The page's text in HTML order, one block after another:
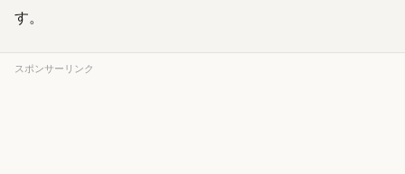
す。
スポンサーリンク